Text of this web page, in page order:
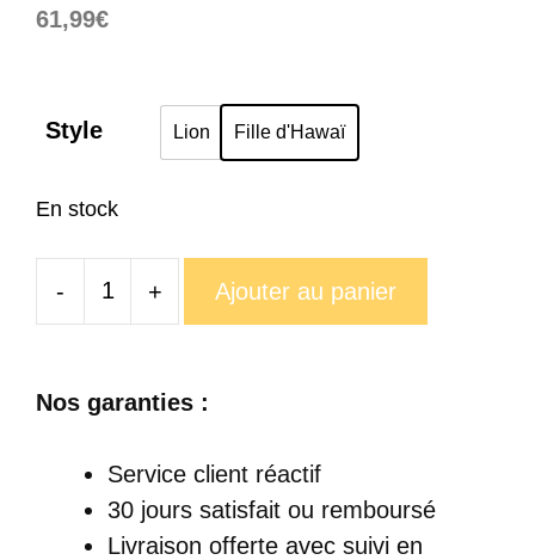
61,99€
Style Lion Fille d'Hawaï
En stock
-
quantité
Cocktail
+ Ajouter au panier
Nos garanties :
Service client réactif
30 jours satisfait ou remboursé
Livraison offerte avec suivi en